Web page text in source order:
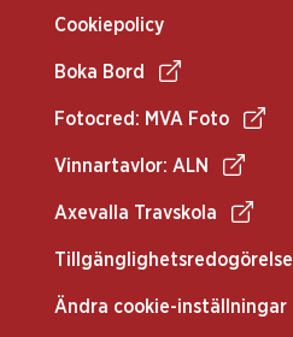
Cookiepolicy
Boka Bord
Fotocred: MVA Foto
Vinnartavlor: ALN
Axevalla Travskola
Tillgänglighetsredogörelse
Ändra cookie-inställningar